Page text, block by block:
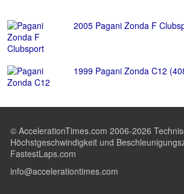
2005 Pagani Zonda F
1999 Pagani Zonda C12
© AccelerationTimes.com 2006-2026
Höchstgeschwindigkeit und
FastestLaps.com
info@accelerationtimes.com